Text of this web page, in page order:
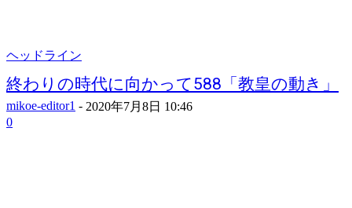
ヘッドライン
終わりの時代に向かって588「教皇の動き」
mikoe-editor1 - 2020年7月8日 10:46
0